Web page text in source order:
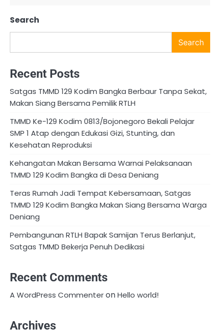
Search
Search
Recent Posts
Satgas TMMD 129 Kodim Bangka Berbaur Tanpa Sekat,
Makan Siang Bersama Pemilik RTLH
TMMD Ke-129 Kodim 0813/Bojonegoro Bekali Pelajar
SMP 1 Atap dengan Edukasi Gizi, Stunting, dan
Kesehatan Reproduksi
Kehangatan Makan Bersama Warnai Pelaksanaan
TMMD 129 Kodim Bangka di Desa Deniang
Teras Rumah Jadi Tempat Kebersamaan, Satgas
TMMD 129 Kodim Bangka Makan Siang Bersama Warga
Deniang
Pembangunan RTLH Bapak Samijan Terus Berlanjut,
Satgas TMMD Bekerja Penuh Dedikasi
Recent Comments
A WordPress CommenteronHello world!
Archives